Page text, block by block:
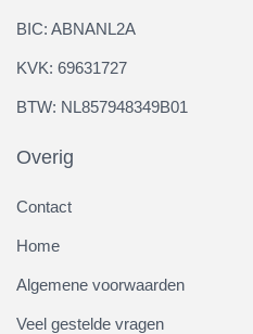
BIC: ABNANL2A
KVK: 69631727
BTW: NL857948349B01
Overig
Contact
Home
Algemene voorwaarden
Veel gestelde vragen